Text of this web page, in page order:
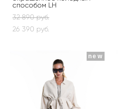
способом LH
32 890 pуб.
26 390 pуб.
new